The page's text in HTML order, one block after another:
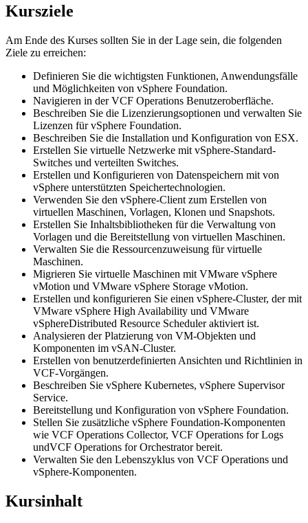
Kursziele
Am Ende des Kurses sollten Sie in der Lage sein, die folgenden
Ziele zu erreichen:
Definieren Sie die wichtigsten Funktionen, Anwendungsfälle
und Möglichkeiten von vSphere Foundation.
Navigieren in der VCF Operations Benutzeroberfläche.
Beschreiben Sie die Lizenzierungsoptionen und verwalten Sie
Lizenzen für vSphere Foundation.
Beschreiben Sie die Installation und Konfiguration von ESX.
Erstellen Sie virtuelle Netzwerke mit vSphere-Standard-
Switches und verteilten Switches.
Erstellen und Konfigurieren von Datenspeichern mit von
vSphere unterstützten Speichertechnologien.
Verwenden Sie den vSphere-Client zum Erstellen von
virtuellen Maschinen, Vorlagen, Klonen und Snapshots.
Erstellen Sie Inhaltsbibliotheken für die Verwaltung von
Vorlagen und die Bereitstellung von virtuellen Maschinen.
Verwalten Sie die Ressourcenzuweisung für virtuelle
Maschinen.
Migrieren Sie virtuelle Maschinen mit VMware vSphere
vMotion und VMware vSphere Storage vMotion.
Erstellen und konfigurieren Sie einen vSphere-Cluster, der mit
VMware vSphere High Availability und VMware
vSphereDistributed Resource Scheduler aktiviert ist.
Analysieren der Platzierung von VM-Objekten und
Komponenten im vSAN-Cluster.
Erstellen von benutzerdefinierten Ansichten und Richtlinien in
VCF-Vorgängen.
Beschreiben Sie vSphere Kubernetes, vSphere Supervisor
Service.
Bereitstellung und Konfiguration von vSphere Foundation.
Stellen Sie zusätzliche vSphere Foundation-Komponenten
wie VCF Operations Collector, VCF Operations for Logs
undVCF Operations for Orchestrator bereit.
Verwalten Sie den Lebenszyklus von VCF Operations und
vSphere-Komponenten.
Kursinhalt